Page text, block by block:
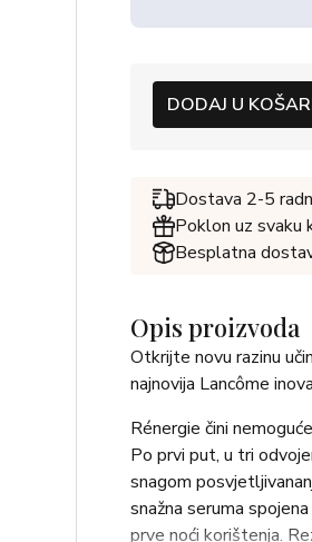
DODAJ U
Dostava 2-5
Poklon uz svaku
Besplatna
Opis proizvoda
Otkrijte novu razinu
najnovija Lancôme
Rénergie čini
Po prvi put, u tri
snagom
snažna seruma
prve noći korištenja.